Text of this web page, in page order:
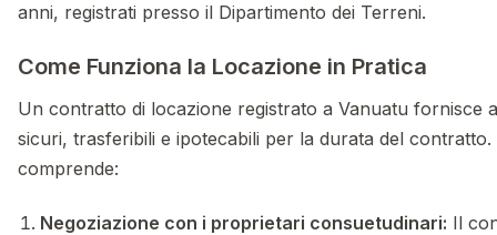
anni, registrati presso il Dipartimento dei Terreni.
Come Funziona la Locazione in Pratica
Un contratto di locazione registrato a Vanuatu fornisce
sicuri, trasferibili e ipotecabili per la durata del
comprende:
Negoziazione con i proprietari consuetudinari: Il